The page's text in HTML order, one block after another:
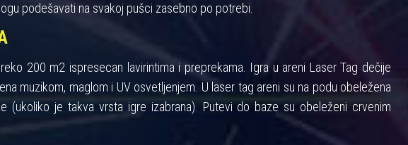
podešavati na svakoj pušci zasebno po potrebi.
200 m2 ispresecan lavirintima i preprekama. Igra u areni Laser Tag dečije
muzikom, maglom i UV osvetljenjem. U laser tag areni su na podu obeležena
(ukoliko je takva vrsta igre izabrana). Putevi do baze su obeleženi crvenim